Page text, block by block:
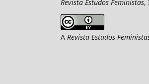
Revista Estudos Feministas,
A Revista Estudos